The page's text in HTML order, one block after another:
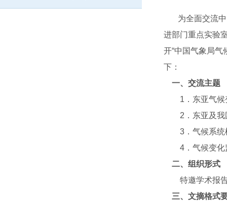
为全面交流中
进部门重点实验
开“中国气象局
下：
一、交流主题
1．东亚气候
2．东亚及我
3．气候系统
4．气候变化
二、组织形式
特邀学术报告
三、文摘格式